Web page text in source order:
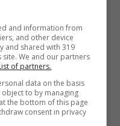
gli
Apr 29, 2012
and information from
and other device
and shared with 319
We and our partners
of partners.
data on the basis
to by managing
the bottom of this page
consent in privacy